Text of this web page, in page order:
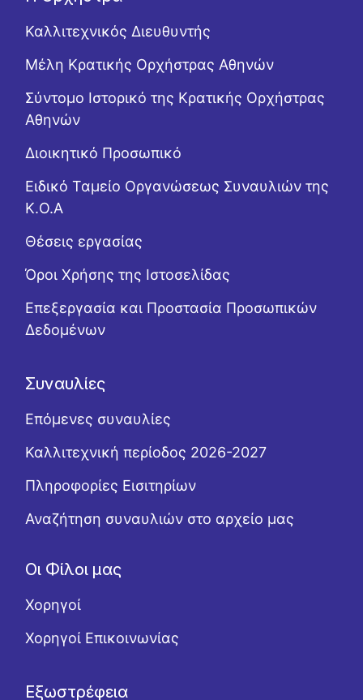
Καλλιτεχνικός Διευθυντής
Μέλη Κρατικής Ορχήστρας Αθηνών
Σύντομο Ιστορικό της Κρατικής Ορχήστρας
Αθηνών
Διοικητικό Προσωπικό
Ειδικό Ταμείο Οργανώσεως Συναυλιών της
Κ.Ο.Α
Θέσεις εργασίας
Όροι Χρήσης της Ιστοσελίδας
Επεξεργασία και Προστασία Προσωπικών
Δεδομένων
Συναυλίες
Επόμενες συναυλίες
Καλλιτεχνική περίοδος 2026-2027
Πληροφορίες Εισιτηρίων
Αναζήτηση συναυλιών στο αρχείο μας
Οι Φίλοι μας
Χορηγοί
Χορηγοί Επικοινωνίας
Εξωστρέφεια